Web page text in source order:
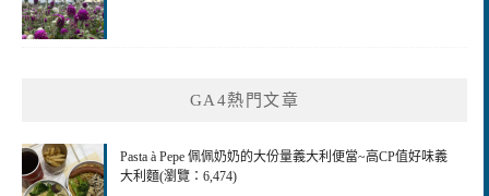
GA4熱門文章
Pasta à Pepe 佩佩奶奶的大份量義大利便當~高CP值好味義
大利麵(瀏覽：6,474)